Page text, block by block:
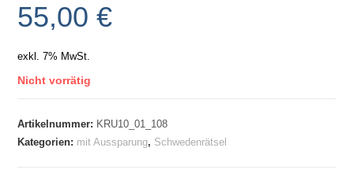
55,00€
exkl. 7% MwSt.
Nicht vorrätig
Artikelnummer: KRU10_01_108
Kategorien: mit Aussparung, Schwedenrätsel